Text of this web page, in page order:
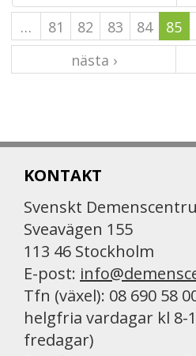
…
81 82 83 84 85
nästa ›
KONTAKT
Svenskt
Sveavägen 155
113 46 Stockholm
E-post:
Tfn (växel): 08 690 58
helgfria vardagar kl 8-
fredagar)